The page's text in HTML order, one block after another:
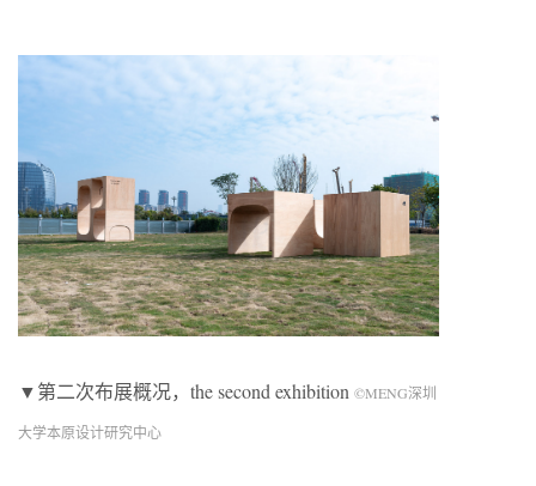
▼第二次布展概况，the second exhibition ©MENG深圳
大学本原设计研究中心